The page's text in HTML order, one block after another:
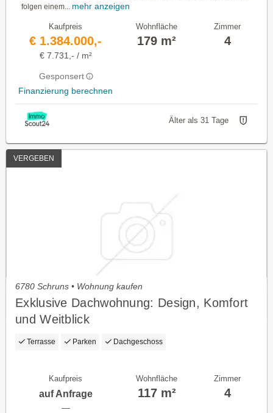
folgen einem... mehr anzeigen
Kaufpreis
€ 1.384.000,-
€ 7.731,- / m²
Gesponsert
Finanzierung berechnen
Wohnfläche
179 m²
Zimmer
4
Älter als 31 Tage
VERGEBEN
6780 Schruns • Wohnung kaufen
Exklusive Dachwohnung: Design, Komfort
und Weitblick
Terrasse Parken Dachgeschoss
Kaufpreis
auf Anfrage
—
Wohnfläche
117 m²
Zimmer
4